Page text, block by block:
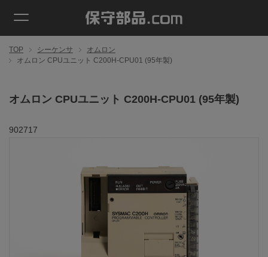
TOP シーケンサ
オムロン
オムロン CPUユニット C200H-CPU01 (95年製)
オムロン CPUユニット C200H-CPU01 (95年製)
902717